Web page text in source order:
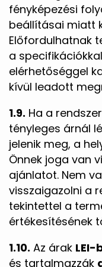
fényképezési
beállításai miatt
Előfordulhatnak
a
elérhetőséggel
kívül leadott
1.9. Ha a
tényleges árnál
jelenik meg, a
Önnek joga van
ajánlatot. Nem
visszaigazolni a
tekintettel a
értékesítésének
1.10. Az árak LEI-
és tartalmazzák